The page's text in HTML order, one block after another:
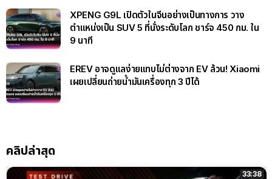
XPENG G9L เปิดตัวในจีนอย่างเป็นทางการ วาง
ตำแหน่งเป็น SUV 5 ที่นั่งระดับโลก ชาร์จ 450 กม. ใน
9 นาที
EREV อาจดูแลง่ายแทบไม่ต่างจาก EV ล้วน! Xiaomi
เผยเปลี่ยนถ่ายน้ำมันเครื่องทุก 3 ปีได้
คลิปล่าสุด
33:38